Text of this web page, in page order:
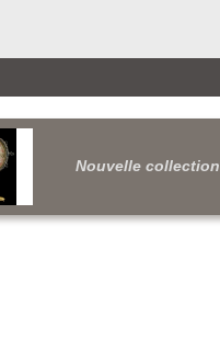
Nouvelle collection